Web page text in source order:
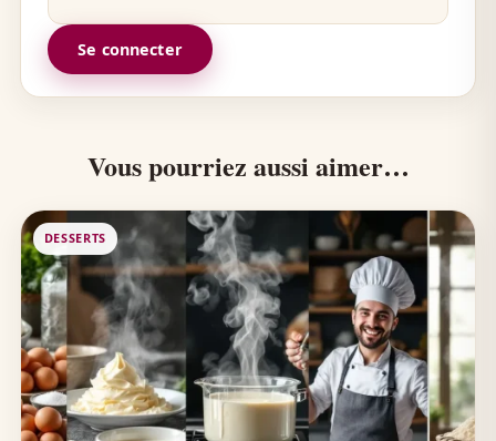
Se connecter
Vous pourriez aussi aimer…
DESSERTS